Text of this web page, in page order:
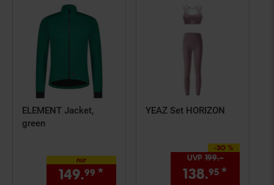
ELEMENT Jacket,
green
nur
149.99 * € Sternchen
YEAZ Set HORIZON
-30 %
Sie Sparen 30 Prozent,
UVP199.–UVP :
138.95 *